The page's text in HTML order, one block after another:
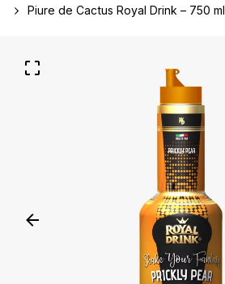
Piure de Cactus Royal Drink – 750 ml